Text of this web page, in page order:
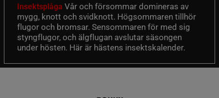
Insektsplåga Vår och försommar domineras av
mygg, knott och svidknott. Högsommaren tillhör
flugor och bromsar. Sensommaren för med sig
styngflugor, och älgflugan avslutar säsongen
under hösten. Här är hästens insektskalender.